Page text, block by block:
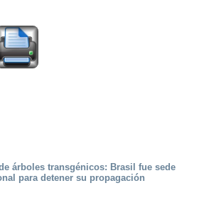
árboles transgénicos: Brasil fue sede
para detener su propagación